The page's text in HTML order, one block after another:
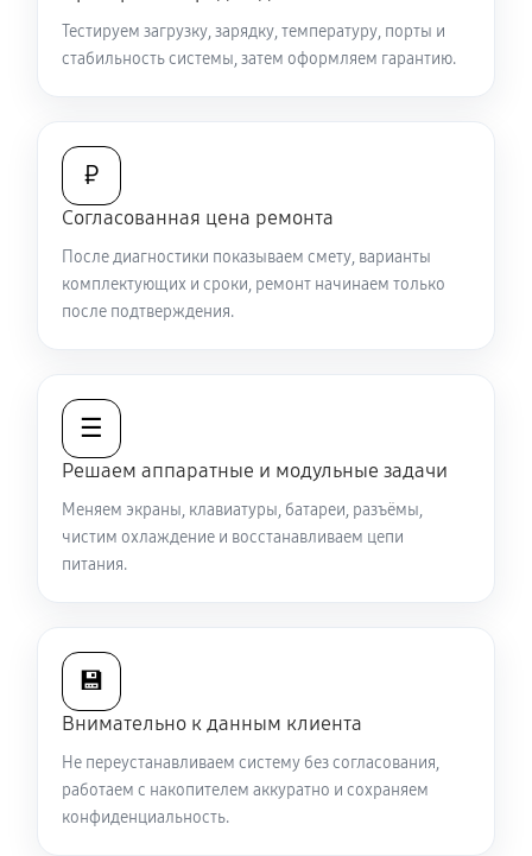
Замена видеокарты ноутбука Sony VAIO SV-
Ремонт разъема питания
Замена видеочипа ноутбука Sony VAIO SV-T1312M1R
3290 руб
Замена разъема HDMI ноутбука Sony VAIO SV-
720 руб 60 минут
Настройка ОС ноутбука Sony VAIO SV-T1312M1R
1390 руб 60 минут
Замена шим-контроллера
4680 руб
Тестируем загрузку, зарядку, температуру, порты и
стабильность системы, затем оформляем гарантию.
₽
Согласованная цена ремонта
После диагностики показываем смету, варианты
комплектующих и сроки, ремонт начинаем только
после подтверждения.
☰
Решаем аппаратные и модульные задачи
Меняем экраны, клавиатуры, батареи, разъёмы,
чистим охлаждение и восстанавливаем цепи
питания.
💾
Внимательно к данным клиента
Не переустанавливаем систему без согласования,
работаем с накопителем аккуратно и сохраняем
конфиденциальность.